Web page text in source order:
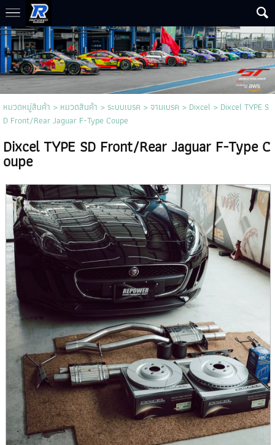
หมวดหมู่สินค้า > หมวดสินค้า >ระบบเบรค > จานเบรค > Dixcel > Dixcel TYPE S
D Front/Rear Jaguar F-Type Coupe
Dixcel TYPE SD Front/Rear Jaguar F-Type C
oupe